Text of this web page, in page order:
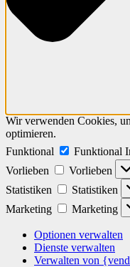
Wir verwenden Cookies,
optimieren.
Funktional
Funktional
Vorlieben
Vorlieben
Statistiken
Statistiken
Marketing
Marketing
Optionen verwalten
Dienste verwalten
Verwalten von